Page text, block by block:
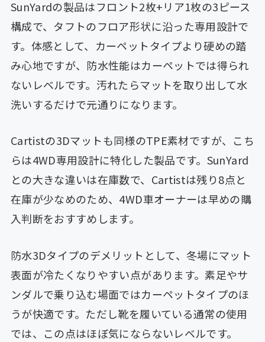
SunYardの製品はフロント2枚+リア1枚の3ピース
構成で、タフトのフロア形状に沿った専用設計で
す。体感として、カーペットタイプより硬めの踏
み心地ですが、防水性能はカーペットでは得られ
ないレベルです。汚れたらマットを取り出して水
洗いするだけで元通りになります。
Cartistの3Dマットも同様のTPE素材ですが、こち
らは4WD専用設計に特化した製品です。SunYard
との大きな違いは在庫数で、Cartistは残り8点と
在庫が少なめのため、4WD車オーナーは早めの購
入判断をおすすめします。
防水3Dタイプのデメリットとして、冬場にマット
表面が冷たくなりやすい点があります。素足やサ
ンダルで乗り込む場面ではカーペットタイプのほ
うが快適です。ただし靴を履いている通常の使用
では、この点はほぼ気にならないレベルです。